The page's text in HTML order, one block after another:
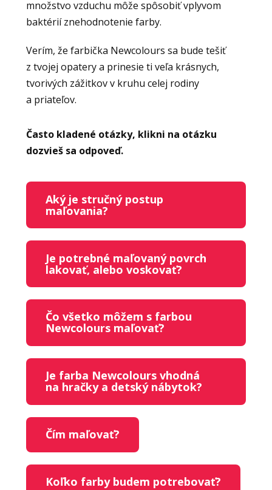
množstvo vzduchu môže spôsobiť vplyvom
baktérií znehodnotenie farby.
Verím, že farbička Newcolours sa bude tešiť
z tvojej opatery a prinesie ti veľa krásnych,
tvorivých zážitkov v kruhu celej rodiny
a priateľov.
Často kladené otázky, klikni na otázku
dozvieš sa odpoveď.
Aký je stručný postup
maľovania?
Je potrebné maľovaný povrch
lakovať, alebo voskovať?
Čo všetko môžem s farbou
Newcolours maľovať?
Je farba Newcolours vhodná
na hračky a detský nábytok?
Čím maľovať?
Koľko farby budem potrebovať?